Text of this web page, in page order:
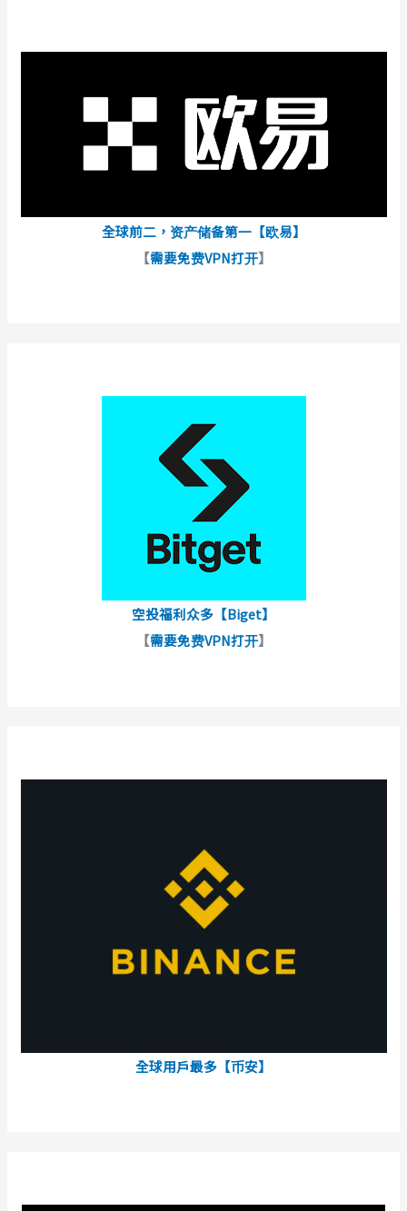
全球前二，资产储备第一【欧易】
【需要免费VPN打开】
空投福利众多【Biget】
【需要免费VPN打开】
全球用戶最多【币安】